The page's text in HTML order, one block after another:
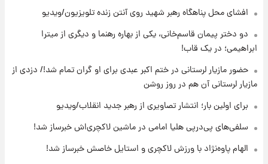
۲۰ ساعت پیش
۲۰ ساعت پیش
برای اولین بار؛ انتشار تصاویری از رهبر جدید
انقلاب/ویدیو
۲۱ ساعت پیش
تصاویر عمامه بستن به شیوه خاتمی/ویدیو
افشای محل پناهگاه‌ رهبر شهید روی آنتن زنده تلویزیون/ویدیو
دو دختر پیمان قاسم‌خانی، یکی از بهاره رهنما و دیگری از میترا
ابراهیمی؛ در یک قاب!
حضور مازیار لرستانی در ختم اکبر عبدی برای او گران تمام شد!/ دزدی از
مازیار لرستانی آن هم در روز روشن
برای اولین بار؛ انتشار تصاویری از رهبر جدید انقلاب/ویدیو
سلفی‌های پی‌درپی هلیا امامی در ماشین لاکچری‌اش خبرساز شد!
الهام پاوه‌نژاد با ورزش لاکچری و استایل خاصش خبرساز شد!